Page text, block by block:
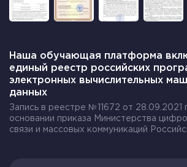
Наша обучающая платформа
единый реестр российских
электронных вычислительных
данных
Запись в реестре №11672 от 28.09.2021
основании приказа Министерства
связи и массовых коммуникаций